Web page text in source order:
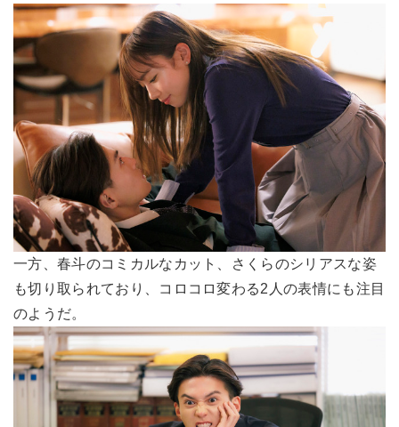
一方、春斗のコミカルなカット、さくらのシリアスな姿
も切り取られており、コロコロ変わる2人の表情にも注目
のようだ。